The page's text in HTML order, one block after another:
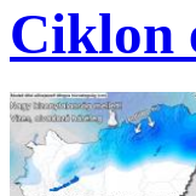
Ciklon